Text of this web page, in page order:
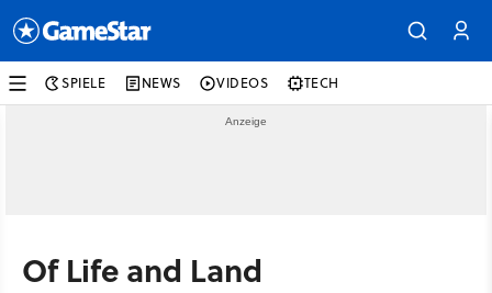
SPIELE NEWS VIDEOS TECH
Of Life and Land